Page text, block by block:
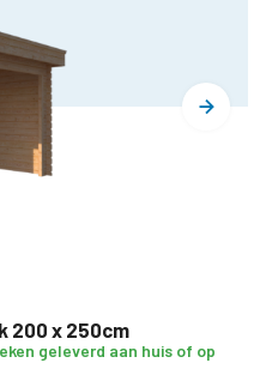
200 x 250cm
geleverd aan huis of op